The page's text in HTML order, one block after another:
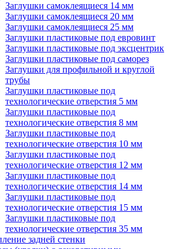
Заглушки самоклеящиеся 14 мм
Заглушки самоклеящиеся 20 мм
Заглушки самоклеящиеся 25 мм
Заглушки пластиковые под евровинт
Заглушки пластиковые под эксцентрик
Заглушки пластиковые под саморез
Заглушки для профильной и круглой
трубы
Заглушки пластиковые под
технологические отверстия 5 мм
Заглушки пластиковые под
технологические отверстия 8 мм
Заглушки пластиковые под
технологические отверстия 10 мм
Заглушки пластиковые под
технологические отверстия 12 мм
Заглушки пластиковые под
технологические отверстия 14 мм
Заглушки пластиковые под
технологические отверстия 15 мм
Заглушки пластиковые под
технологические отверстия 35 мм
задней стенки